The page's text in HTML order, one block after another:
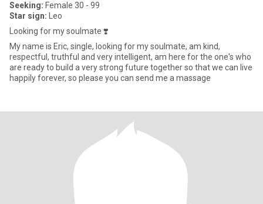
Seeking: Female 30 - 99
Star sign: Leo
Looking for my soulmate ❣️
My name is Eric, single, looking for my soulmate, am kind,
respectful, truthful and very intelligent, am here for the one's who
are ready to build a very strong future together so that we can live
happily forever, so please you can send me a massage